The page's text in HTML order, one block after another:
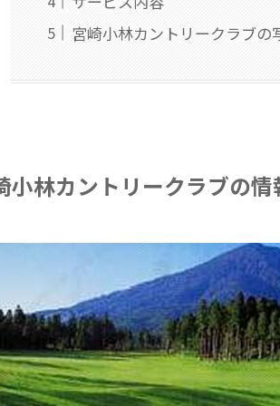
宮崎小林カントリークラブの
小林カントリークラブの情